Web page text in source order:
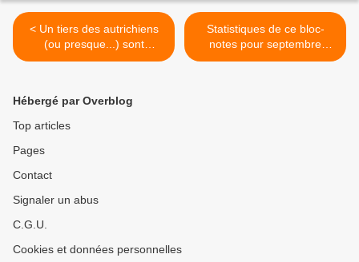
< Un tiers des autrichiens
(ou presque...) sont
d'extrême-droite...
Statistiques de ce bloc-
notes pour septembre
2008. >
Hébergé par Overblog
Top articles
Pages
Contact
Signaler un abus
C.G.U.
Cookies et données personnelles